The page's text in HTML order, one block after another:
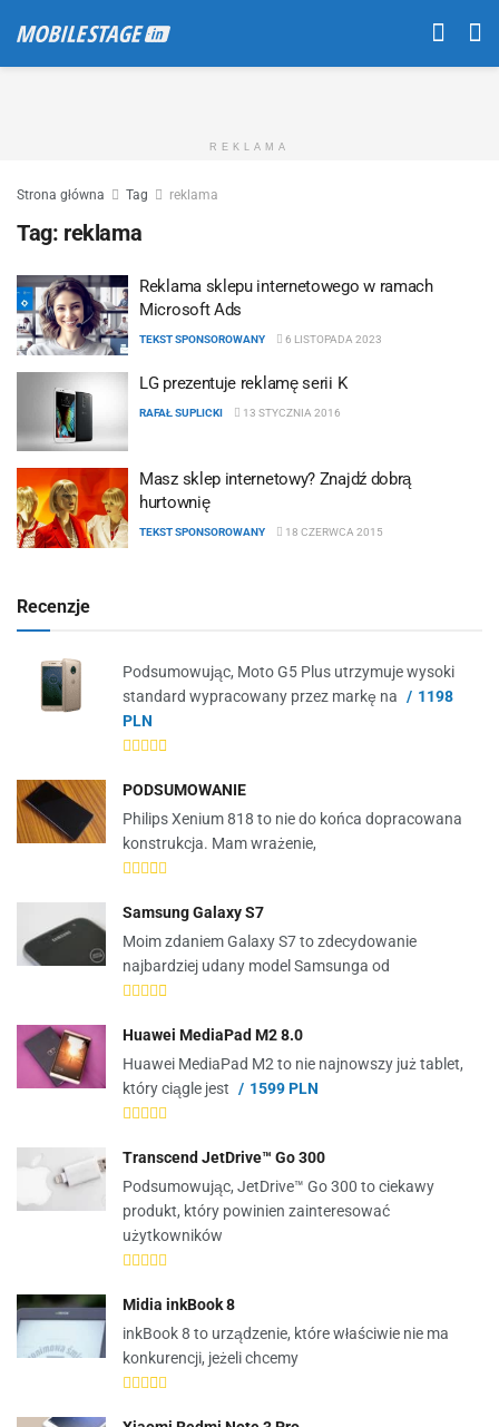
REKLAMA
Strona główna Tag reklama
Tag: reklama
Reklama sklepu internetowego w ramach
Microsoft Ads
TEKST SPONSOROWANY 6 LISTOPADA 2023
LG prezentuje reklamę serii K
RAFAŁ SUPLICKI 13 STYCZNIA 2016
Masz sklep internetowy? Znajdź dobrą
hurtownię
TEKST SPONSOROWANY 18 CZERWCA 2015
Recenzje
Podsumowując, Moto G5 Plus utrzymuje wysoki
standard wypracowany przez markę na
1198
PLN
PODSUMOWANIE
Philips Xenium 818 to nie do końca dopracowana
konstrukcja. Mam wrażenie,
Samsung Galaxy S7
Moim zdaniem Galaxy S7 to zdecydowanie
najbardziej udany model Samsunga od
Huawei MediaPad M2 8.0
Huawei MediaPad M2 to nie najnowszy już tablet,
który ciągle jest
1599 PLN
Transcend JetDrive™ Go 300
Podsumowując, JetDrive™ Go 300 to ciekawy
produkt, który powinien zainteresować
użytkowników
Midia inkBook 8
inkBook 8 to urządzenie, które właściwie nie ma
konkurencji, jeżeli chcemy